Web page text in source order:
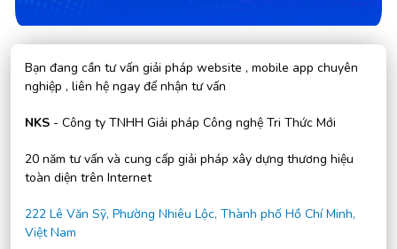
Bạn đang cần tư vấn giải pháp website , mobile app chuyên
nghiệp , liên hệ ngay để nhận tư vấn
NKS - Công ty TNHH Giải pháp Công nghệ Tri Thức Mới
20 năm tư vấn và cung cấp giải pháp xây dựng thương hiệu
toàn diện trên Internet
222 Lê Văn Sỹ, Phường Nhiêu Lộc, Thành phố Hồ Chí Minh,
Việt Nam